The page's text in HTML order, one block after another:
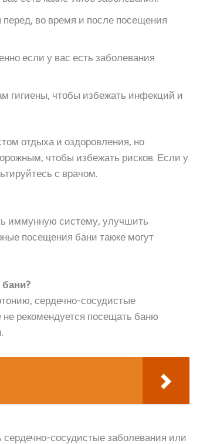
перед, во время и после посещения
если у вас есть заболевания
гигиены, чтобы избежать инфекций и
отдыха и оздоровления, но
чтобы избежать рисков. Если у
с врачом.
иммунную систему, улучшить
посещения бани также могут
сердечно-сосудистые
не рекомендуется посещать баню
сосудистые заболевания или